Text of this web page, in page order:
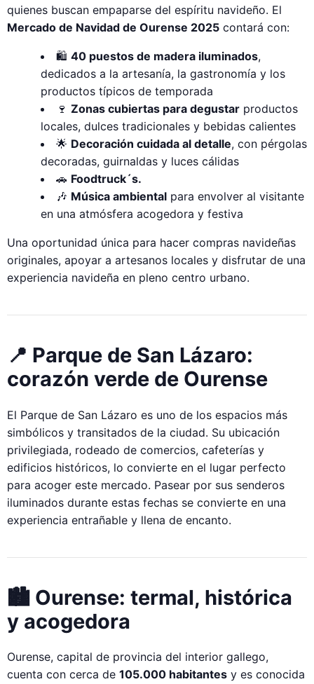
quienes buscan empaparse del espíritu navideño. El
Mercado de Navidad de Ourense 2025 contará con:
🛍️ 40 puestos de madera iluminados,
dedicados a la artesanía, la gastronomía y los
productos típicos de temporada
🍷 Zonas cubiertas para degustar productos
locales, dulces tradicionales y bebidas calientes
🌟 Decoración cuidada al detalle, con pérgolas
decoradas, guirnaldas y luces cálidas
🚗 Foodtruck´s.
🎶 Música ambiental para envolver al visitante
en una atmósfera acogedora y festiva
Una oportunidad única para hacer compras navideñas
originales, apoyar a artesanos locales y disfrutar de una
experiencia navideña en pleno centro urbano.
📍 Parque de San Lázaro:
corazón verde de Ourense
El Parque de San Lázaro es uno de los espacios más
simbólicos y transitados de la ciudad. Su ubicación
privilegiada, rodeado de comercios, cafeterías y
edificios históricos, lo convierte en el lugar perfecto
para acoger este mercado. Pasear por sus senderos
iluminados durante estas fechas se convierte en una
experiencia entrañable y llena de encanto.
🏙️ Ourense: termal, histórica
y acogedora
Ourense, capital de provincia del interior gallego,
cuenta con cerca de 105.000 habitantes y es conocida